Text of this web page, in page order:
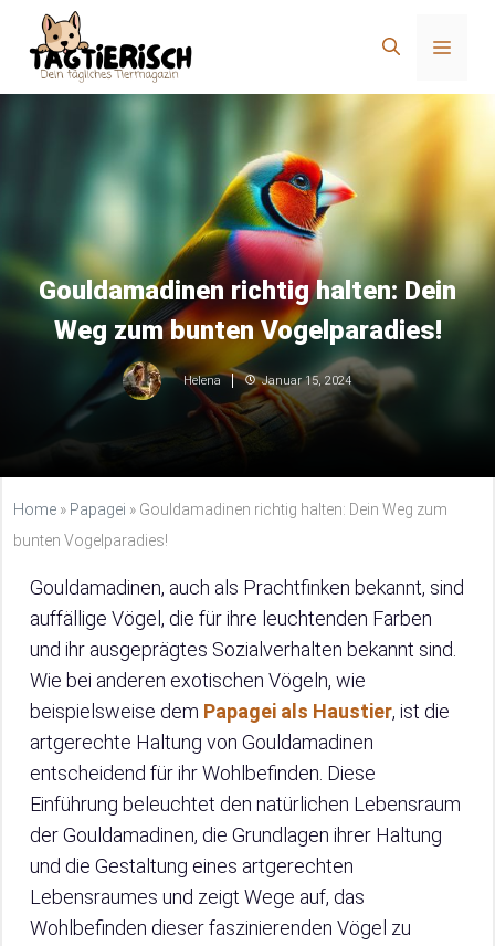
Inhalt
springen
Menü
Gouldamadinen richtig halten: Dein
Weg zum bunten Vogelparadies!
Helena Januar 15, 2024
Home » Papagei » Gouldamadinen richtig halten: Dein Weg zum
bunten Vogelparadies!
Gouldamadinen, auch als Prachtfinken bekannt, sind
auffällige Vögel, die für ihre leuchtenden Farben
und ihr ausgeprägtes Sozialverhalten bekannt sind.
Wie bei anderen exotischen Vögeln, wie
beispielsweise dem Papagei als Haustier, ist die
artgerechte Haltung von Gouldamadinen
entscheidend für ihr Wohlbefinden. Diese
Einführung beleuchtet den natürlichen Lebensraum
der Gouldamadinen, die Grundlagen ihrer Haltung
und die Gestaltung eines artgerechten
Lebensraumes und zeigt Wege auf, das
Wohlbefinden dieser faszinierenden Vögel zu